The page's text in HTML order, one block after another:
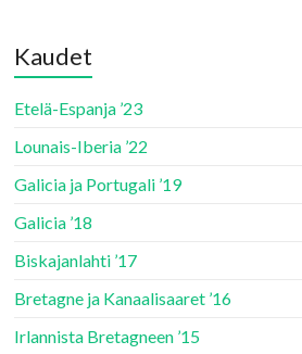
Kaudet
Etelä-Espanja ’23
Lounais-Iberia ’22
Galicia ja Portugali ’19
Galicia ’18
Biskajanlahti ’17
Bretagne ja Kanaalisaaret ’16
Irlannista Bretagneen ’15